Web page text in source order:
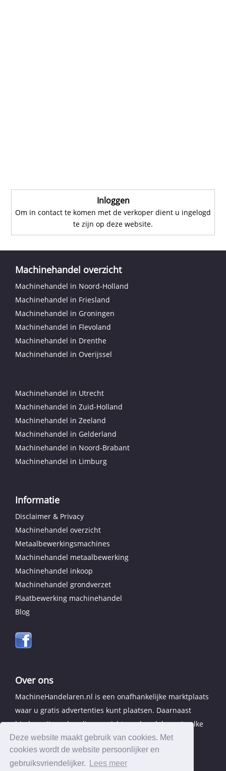
Deze website maakt gebruik van cookies. Met
cookies wordt de website persoonlijker en
gebruiksvriendelijker.
Lees meer
Inloggen
Om in contact te komen met de verkoper dient u ingelogd
te zijn op deze website.
Machinehandel overzicht
Machinehandel in Noord-Holland
Machinehandel in Friesland
Machinehandel in Groningen
Machinehandel in Flevoland
Machinehandel in Drenthe
Machinehandel in Overijssel
Machinehandel in Utrecht
Machinehandel in Zuid-Holland
Machinehandel in Zeeland
Machinehandel in Gelderland
Machinehandel in Noord-Brabant
Machinehandel in Limburg
Informatie
Disclaimer & Privacy
Machinehandel overzicht
Metaalbewerkingsmachines
Machinehandel metaalbewerking
Machinehandel inkoop
Machinehandel grondverzet
Plaatbewerking machinehandel
Blog
Over ons
MachineHandelaren.nl is een onafhankelijke marktplaats
waar u gratis advertenties kunt plaatsen. Daarnaast
bieden wij een handig overzicht van handelaren in elke
provincie.